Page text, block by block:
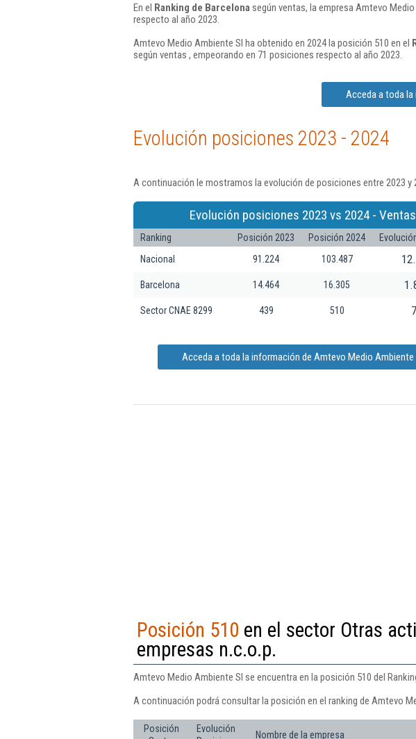
En el Ranking de Barcelona según ventas, la empresa Amtevo
respecto al año 2023.
Amtevo Medio Ambiente Sl ha obtenido en 2024 la posición 510 en el
según ventas , empeorando en 71 posiciones respecto al año 2023.
Acceda a toda
Evolución posiciones 2023 - 2024
A continuación le mostramos la evolución de posiciones entre 2023
Evolución posiciones 2023 vs 2024 - Ventas
Ranking Posición 2023 Posición 2024
Nacional
91.224 103.487
Barcelona 14.464 16.305
Sector CNAE 8299 439 510
Acceda a toda la información de Amtevo Medio Ambiente
Posición 510 en el sector Otras
empresas n.c.o.p.
Amtevo Medio Ambiente Sl se encuentra en la posición 510 del
A continuación podrá consultar la posición en el ranking de Amtevo
Posición
Evolución
Nombre de la empresa